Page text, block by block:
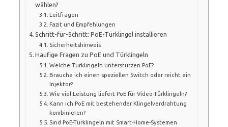
wählen?
Leitfragen
Fazit und Empfehlungen
Schritt-für-Schritt: PoE-Türklingel installieren
Sicherheitshinweis
Häufige Fragen zu PoE und Türklingeln
Welche Türklingeln unterstützen PoE?
Brauche ich einen speziellen Switch oder reicht ein
Injektor?
Wie viel Leistung liefert PoE für Video-Türklingeln?
Kann ich PoE mit bestehender Klingelverdrahtung
kombinieren?
Sind PoE-Türklingeln mit Smart-Home-Systemen